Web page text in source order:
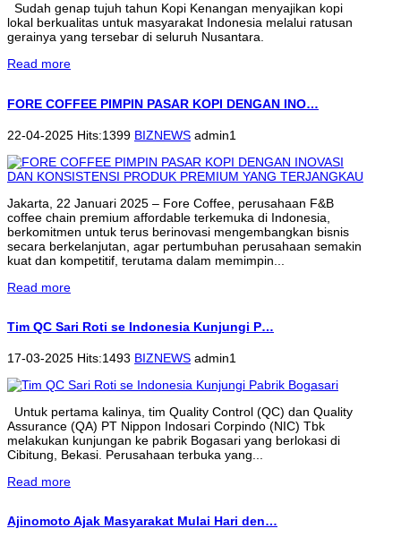
Sudah genap tujuh tahun Kopi Kenangan menyajikan kopi
lokal berkualitas untuk masyarakat Indonesia melalui ratusan
gerainya yang tersebar di seluruh Nusantara.
Read more
FORE COFFEE PIMPIN PASAR KOPI DENGAN INO…
22-04-2025 Hits:1399 BIZNEWS admin1
Jakarta, 22 Januari 2025 – Fore Coffee, perusahaan F&B
coffee chain premium affordable terkemuka di Indonesia,
berkomitmen untuk terus berinovasi mengembangkan bisnis
secara berkelanjutan, agar pertumbuhan perusahaan semakin
kuat dan kompetitif, terutama dalam memimpin...
Read more
Tim QC Sari Roti se Indonesia Kunjungi P…
17-03-2025 Hits:1493 BIZNEWS admin1
Untuk pertama kalinya, tim Quality Control (QC) dan Quality
Assurance (QA) PT Nippon Indosari Corpindo (NIC) Tbk
melakukan kunjungan ke pabrik Bogasari yang berlokasi di
Cibitung, Bekasi. Perusahaan terbuka yang...
Read more
Ajinomoto Ajak Masyarakat Mulai Hari den…